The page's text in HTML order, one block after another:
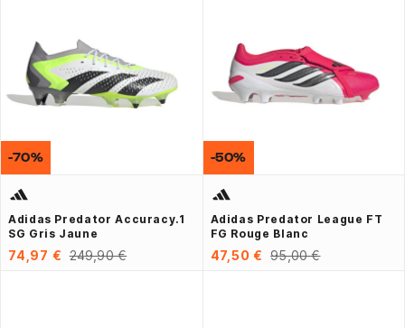
Adidas Predator Accuracy.1
SG Gris Jaune
74,97 € 249,90 €
-70%
Adidas Predator League FT
FG Rouge Blanc
47,50 € 95,00 €
-50%